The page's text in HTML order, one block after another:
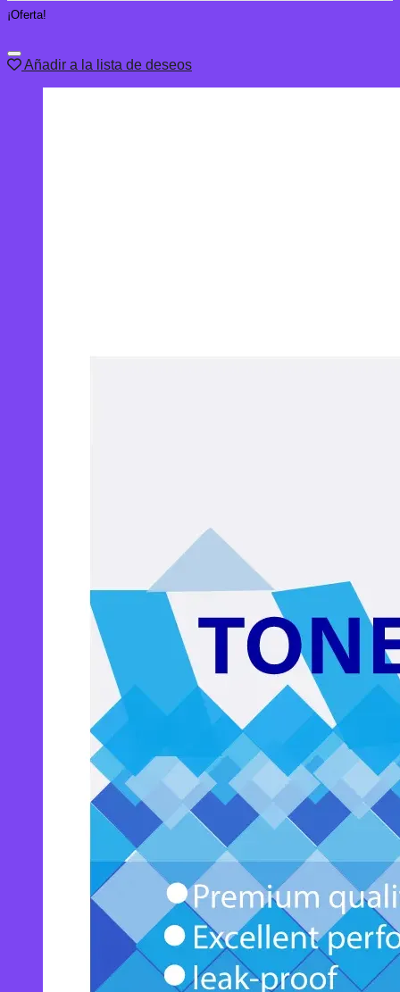
¡Oferta!
Añadir a la lista de deseos